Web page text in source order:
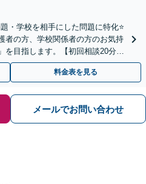
・学校を相手にした問題に特化⭐️
者の方、学校関係者の方のお気持
を目指します。【初回相談20分無
料金表を見る
メールでお問い合わせ